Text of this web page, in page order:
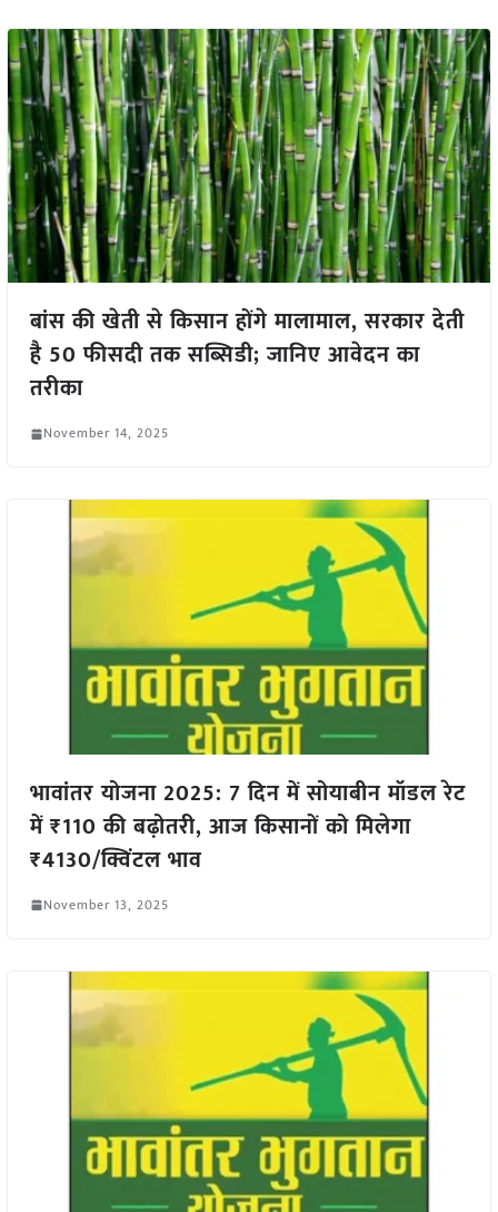
बांस की खेती से किसान होंगे मालामाल, सरकार देती
है 50 फीसदी तक सब्सिडी; जानिए आवेदन का
तरीका
November 14, 2025
भावांतर योजना 2025: 7 दिन में सोयाबीन मॉडल रेट
में ₹110 की बढ़ोतरी, आज किसानों को मिलेगा
₹4130/क्विंटल भाव
November 13, 2025